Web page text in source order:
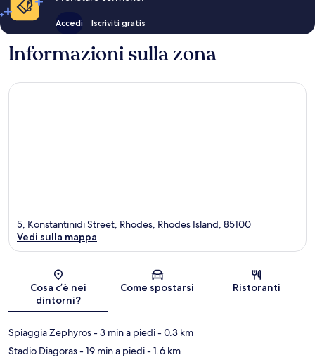
Accedi Iscriviti gratis
Informazioni sulla zona
Mappa
5, Konstantinidi Street, Rhodes, Rhodes Island, 85100
Vedi sulla mappa
Cosa c’è nei
dintorni?
Come spostarsi Ristoranti
Spiaggia Zephyros- 3 min a piedi- 0.3 km
Stadio Diagoras- 19 min a piedi- 1.6 km